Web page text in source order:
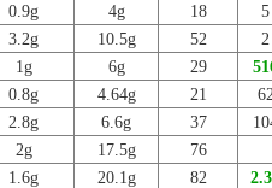
0.9g 4g 18
3.2g 10.5g 52
1g 6g 29
0.8g 4.64g 21
2.8g 6.6g 37
2g 17.5g
76
1.6g 20.1g 82